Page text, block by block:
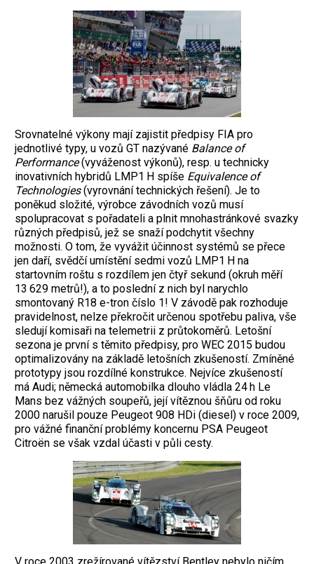
Srovnatelné výkony mají zajistit předpisy FIA pro
jednotlivé typy, u vozů GT nazývané Balance of
Performance(vyváženost výkonů), resp. u technicky
inovativních hybridů LMP1 H spíše Equivalence of
Technologies(vyrovnání technických řešení). Je to
poněkud složité, výrobce závodních vozů musí
spolupracovat s pořadateli a plnit mnohastránkové svazky
různých předpisů, jež se snaží podchytit všechny
možnosti. O tom, že vyvážit účinnost systémů se přece
jen daří, svědčí umístění sedmi vozů LMP1 H na
startovním roštu s rozdílem jen čtyř sekund (okruh měří
13 629 metrů!), a to poslední z nich byl narychlo
smontovaný R18 e-tron číslo 1! V závodě pak rozhoduje
pravidelnost, nelze překročit určenou spotřebu paliva, vše
sledují komisaři na telemetrii z průtokoměrů. Letošní
sezona je první s těmito předpisy, pro WEC 2015 budou
optimalizovány na základě letošních zkušeností. Zmíněné
prototypy jsou rozdílné konstrukce. Nejvíce zkušeností
má Audi; německá automobilka dlouho vládla 24 h Le
Mans bez vážných soupeřů, její vítěznou šňůru od roku
2000 narušil pouze Peugeot 908 HDi (diesel) v roce 2009,
pro vážné finanční problémy koncernu PSA Peugeot
Citroën se však vzdal účasti v půli cesty.
V roce 2003 zrežírované vítězství Bentley nebylo ničím